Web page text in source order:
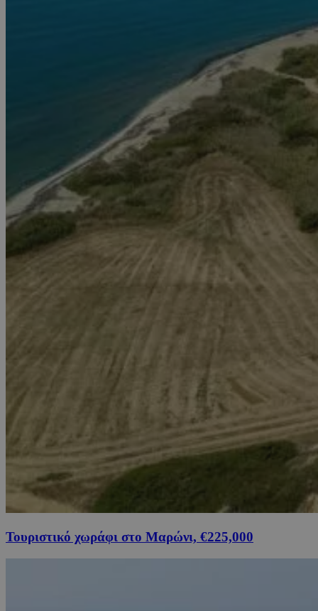
Τουριστικό χωράφι στο Μαρώνι, €225,000